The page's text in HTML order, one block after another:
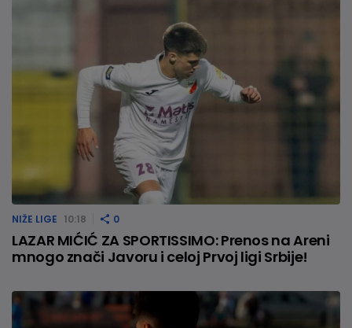
NIŽE LIGE 10:18 0
LAZAR MIĆIĆ ZA SPORTISSIMO: Prenos na Areni
mnogo znači Javoru i celoj Prvoj ligi Srbije!